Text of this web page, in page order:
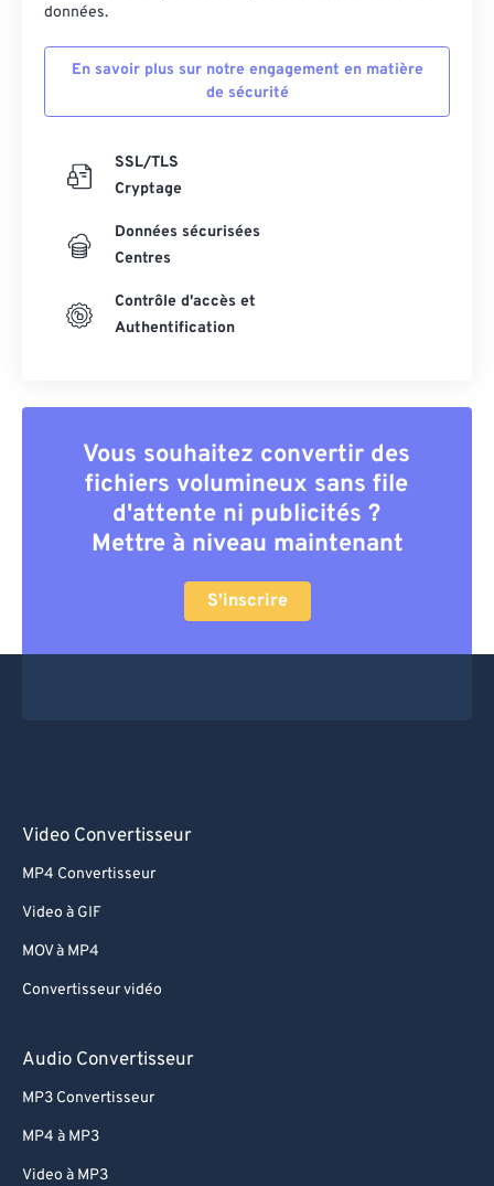
données.
En savoir plus sur notre engagement en matière
de sécurité
SSL/TLS
Cryptage
Données sécurisées
Centres
Contrôle d'accès et
Authentification
Vous souhaitez convertir des
fichiers volumineux sans file
d'attente ni publicités ?
Mettre à niveau maintenant
S'inscrire
Video Convertisseur
MP4 Convertisseur
Video à GIF
MOV à MP4
Convertisseur vidéo
Audio Convertisseur
MP3 Convertisseur
MP4 à MP3
Video à MP3